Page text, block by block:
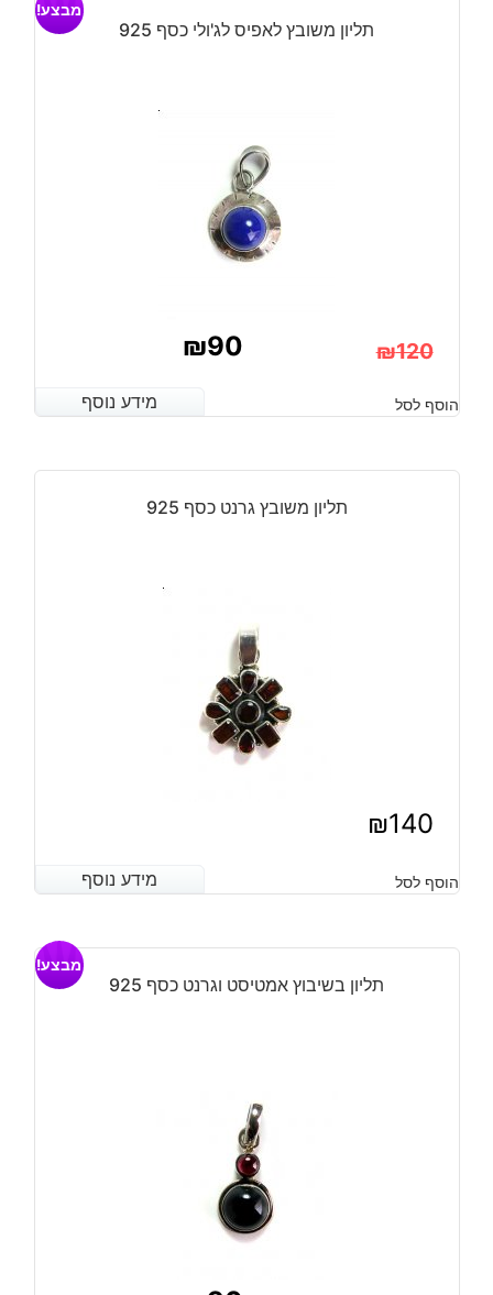
תליון משובץ לאפיס לג'ולי כסף 925
מבצע!
₪120
המקורי
היה:
₪90
הנוכחי
הוא:
מידע נוסף הוסף לסל מידע נוסף
תליון משובץ גרנט כסף 925
₪140
מידע נוסף הוסף לסל מידע נוסף
תליון בשיבוץ אמטיסט וגרנט כסף 925
מבצע!